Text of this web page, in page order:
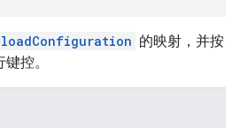
的映射，并按
控。